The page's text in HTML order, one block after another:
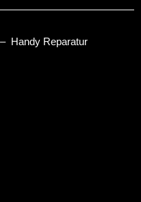
Handy Reparatur